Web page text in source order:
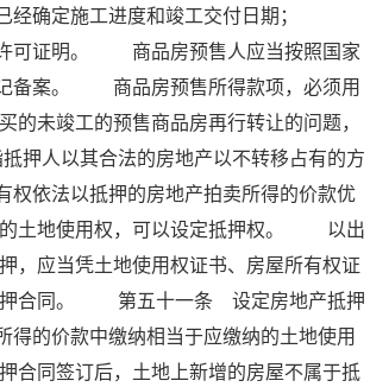
已经确定施工进度和竣工交付日期；
许可证明。 商品房预售人应当按照国家
记备案。 商品房预售所得款项，必须用
未竣工的预售商品房再行转让的问题，
人以其合法的房地产以不转移占有的方
权依法以抵押的房地产拍卖所得的价款优
土地使用权，可以设定抵押权。 以出
应当凭土地使用权证书、房屋所有权证
押合同。 第五十一条 设定房地产抵押
的价款中缴纳相当于应缴纳的土地使用
同签订后，土地上新增的房屋不属于抵